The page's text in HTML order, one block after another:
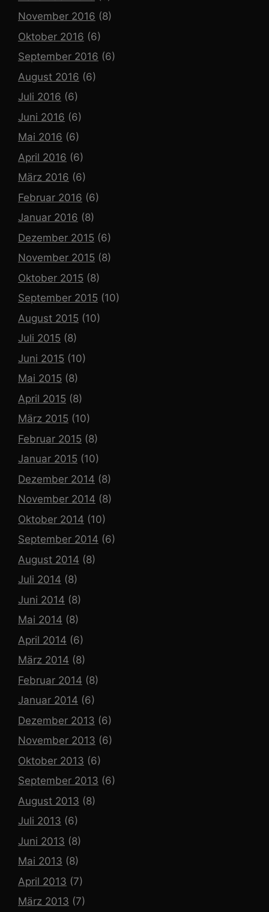
November 2016 (8)
Oktober 2016 (6)
September 2016 (6)
August 2016 (6)
Juli 2016 (6)
Juni 2016 (6)
Mai 2016 (6)
April 2016 (6)
März 2016 (6)
Februar 2016 (6)
Januar 2016 (8)
Dezember 2015 (6)
November 2015 (8)
Oktober 2015 (8)
September 2015 (10)
August 2015 (10)
Juli 2015 (8)
Juni 2015 (10)
Mai 2015 (8)
April 2015 (8)
März 2015 (10)
Februar 2015 (8)
Januar 2015 (10)
Dezember 2014 (8)
November 2014 (8)
Oktober 2014 (10)
September 2014 (6)
August 2014 (8)
Juli 2014 (8)
Juni 2014 (8)
Mai 2014 (8)
April 2014 (6)
März 2014 (8)
Februar 2014 (8)
Januar 2014 (6)
Dezember 2013 (6)
November 2013 (6)
Oktober 2013 (6)
September 2013 (6)
August 2013 (8)
Juli 2013 (6)
Juni 2013 (8)
Mai 2013 (8)
April 2013 (7)
März 2013 (7)